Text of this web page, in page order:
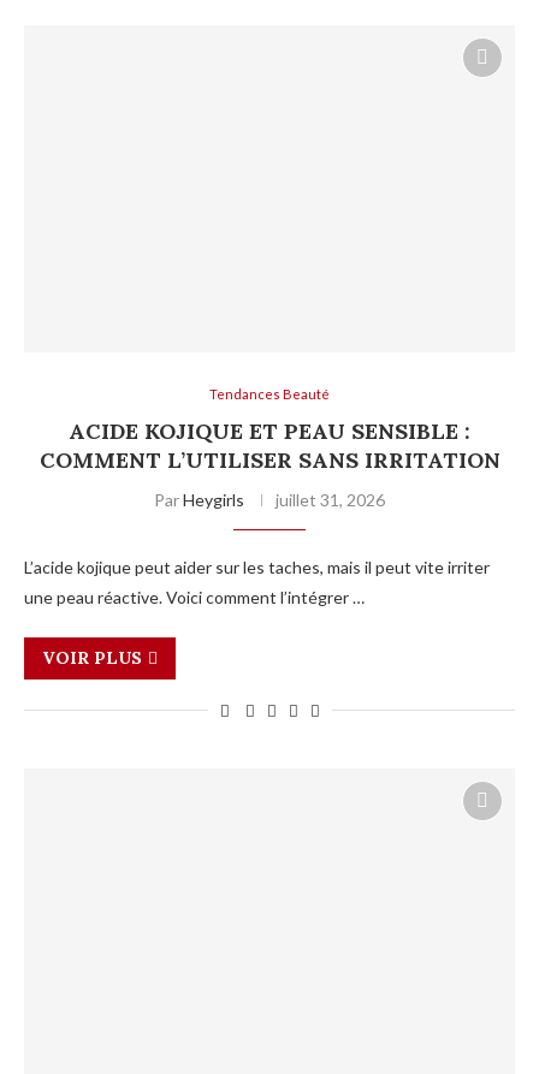
Tendances Beauté
ACIDE KOJIQUE ET PEAU SENSIBLE :
COMMENT L’UTILISER SANS IRRITATION
ParHeygirls juillet 31, 2026
L’acide kojique peut aider sur les taches, mais il peut vite irriter
une peau réactive. Voici comment l’intégrer …
VOIR PLUS